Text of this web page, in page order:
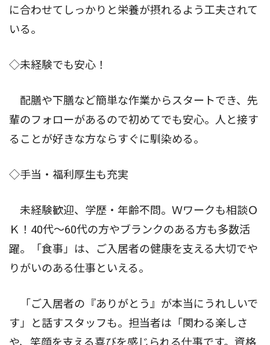
に合わせてしっかりと栄養が摂れるよう工夫されて
いる。
◇未経験でも安心！
配膳や下膳など簡単な作業からスタートでき、先
輩のフォローがあるので初めてでも安心。人と接す
ることが好きな方ならすぐに馴染める。
◇手当・福利厚生も充実
未経験歓迎、学歴・年齢不問。Ｗワークも相談Ｏ
Ｋ！40代〜60代の方やブランクのある方も多数活
躍。「食事」は、ご入居者の健康を支える大切でや
りがいのある仕事といえる。
「ご入居者の『ありがとう』が本当にうれしいで
す」と話すスタッフも。担当者は「関わる楽しさ
や、笑顔を支える喜びを感じられる仕事です。資格